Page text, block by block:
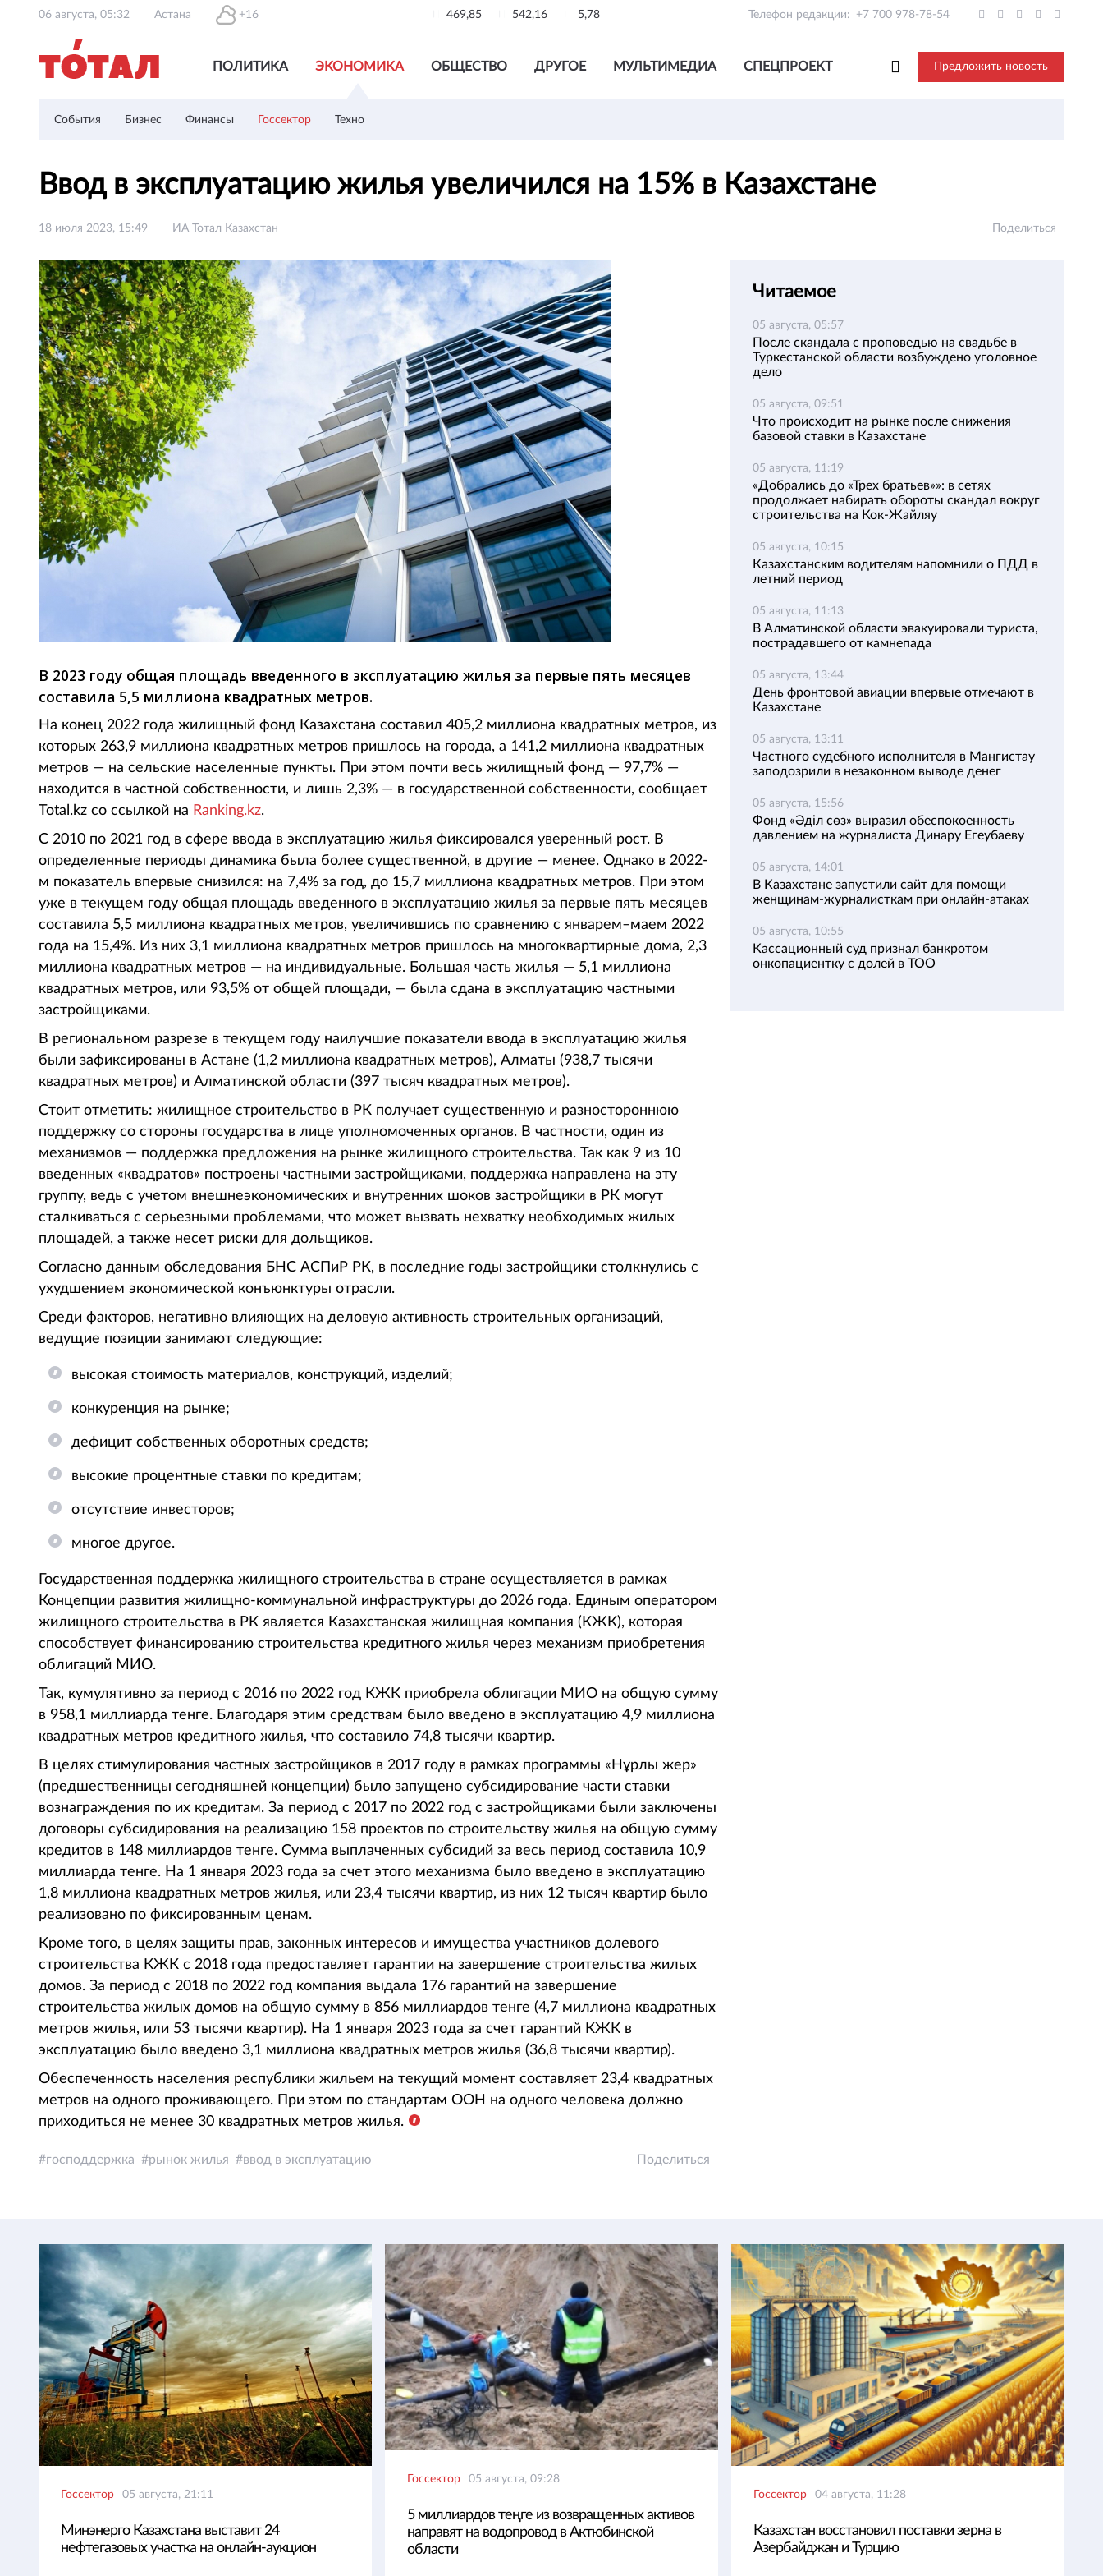
06 августа, 05:32 Астана +16 469,85 542,16 5,78 Телефон редакции: +7 700 978-78-54
ПОЛИТИКА ЭКОНОМИКА ОБЩЕСТВО ДРУГОЕ МУЛЬТИМЕДИА СПЕЦПРОЕКТ Предложить новость
События Бизнес Финансы Госсектор Техно
Ввод в эксплуатацию жилья увеличился на 15% в Казахстане
18 июля 2023, 15:49 ИА Тотал Казахстан Поделиться
В 2023 году общая площадь введенного в эксплуатацию жилья за первые пять месяцев
составила 5,5 миллиона квадратных метров.
На конец 2022 года жилищный фонд Казахстана составил 405,2 миллиона квадратных метров, из
которых 263,9 миллиона квадратных метров пришлось на города, а 141,2 миллиона квадратных
метров — на сельские населенные пункты. При этом почти весь жилищный фонд — 97,7% —
находится в частной собственности, и лишь 2,3% — в государственной собственности, сообщает
Total.kz со ссылкой на Ranking.kz.
С 2010 по 2021 год в сфере ввода в эксплуатацию жилья фиксировался уверенный рост. В
определенные периоды динамика была более существенной, в другие — менее. Однако в 2022-
м показатель впервые снизился: на 7,4% за год, до 15,7 миллиона квадратных метров. При этом
уже в текущем году общая площадь введенного в эксплуатацию жилья за первые пять месяцев
составила 5,5 миллиона квадратных метров, увеличившись по сравнению с январем–маем 2022
года на 15,4%. Из них 3,1 миллиона квадратных метров пришлось на многоквартирные дома, 2,3
миллиона квадратных метров — на индивидуальные. Большая часть жилья — 5,1 миллиона
квадратных метров, или 93,5% от общей площади, — была сдана в эксплуатацию частными
застройщиками.
В региональном разрезе в текущем году наилучшие показатели ввода в эксплуатацию жилья
были зафиксированы в Астане (1,2 миллиона квадратных метров), Алматы (938,7 тысячи
квадратных метров) и Алматинской области (397 тысяч квадратных метров).
Стоит отметить: жилищное строительство в РК получает существенную и разностороннюю
поддержку со стороны государства в лице уполномоченных органов. В частности, один из
механизмов — поддержка предложения на рынке жилищного строительства. Так как 9 из 10
введенных «квадратов» построены частными застройщиками, поддержка направлена на эту
группу, ведь с учетом внешнеэкономических и внутренних шоков застройщики в РК могут
сталкиваться с серьезными проблемами, что может вызвать нехватку необходимых жилых
площадей, а также несет риски для дольщиков.
Согласно данным обследования БНС АСПиР РК, в последние годы застройщики столкнулись с
ухудшением экономической конъюнктуры отрасли.
Среди факторов, негативно влияющих на деловую активность строительных организаций,
ведущие позиции занимают следующие:
высокая стоимость материалов, конструкций, изделий;
конкуренция на рынке;
дефицит собственных оборотных средств;
высокие процентные ставки по кредитам;
отсутствие инвесторов;
многое другое.
Государственная поддержка жилищного строительства в стране осуществляется в рамках
Концепции развития жилищно-коммунальной инфраструктуры до 2026 года. Единым оператором
жилищного строительства в РК является Казахстанская жилищная компания (КЖК), которая
способствует финансированию строительства кредитного жилья через механизм приобретения
облигаций МИО.
Так, кумулятивно за период с 2016 по 2022 год КЖК приобрела облигации МИО на общую сумму
в 958,1 миллиарда тенге. Благодаря этим средствам было введено в эксплуатацию 4,9 миллиона
квадратных метров кредитного жилья, что составило 74,8 тысячи квартир.
В целях стимулирования частных застройщиков в 2017 году в рамках программы «Нұрлы жер»
(предшественницы сегодняшней концепции) было запущено субсидирование части ставки
вознаграждения по их кредитам. За период с 2017 по 2022 год с застройщиками были заключены
договоры субсидирования на реализацию 158 проектов по строительству жилья на общую сумму
кредитов в 148 миллиардов тенге. Сумма выплаченных субсидий за весь период составила 10,9
миллиарда тенге. На 1 января 2023 года за счет этого механизма было введено в эксплуатацию
1,8 миллиона квадратных метров жилья, или 23,4 тысячи квартир, из них 12 тысяч квартир было
реализовано по фиксированным ценам.
Кроме того, в целях защиты прав, законных интересов и имущества участников долевого
строительства КЖК с 2018 года предоставляет гарантии на завершение строительства жилых
домов. За период с 2018 по 2022 год компания выдала 176 гарантий на завершение
строительства жилых домов на общую сумму в 856 миллиардов тенге (4,7 миллиона квадратных
метров жилья, или 53 тысячи квартир). На 1 января 2023 года за счет гарантий КЖК в
эксплуатацию было введено 3,1 миллиона квадратных метров жилья (36,8 тысячи квартир).
Обеспеченность населения республики жильем на текущий момент составляет 23,4 квадратных
метров на одного проживающего. При этом по стандартам ООН на одного человека должно
приходиться не менее 30 квадратных метров жилья.
господдержка рынок жилья ввод в эксплуатацию Поделиться
Читаемое
05 августа, 05:57
После скандала с проповедью на свадьбе в
Туркестанской области возбуждено уголовное
дело
05 августа, 09:51
Что происходит на рынке после снижения
базовой ставки в Казахстане
05 августа, 11:19
«Добрались до «Трех братьев»»: в сетях
продолжает набирать обороты скандал вокруг
строительства на Кок-Жайляу
05 августа, 10:15
Казахстанским водителям напомнили о ПДД в
летний период
05 августа, 11:13
В Алматинской области эвакуировали туриста,
пострадавшего от камнепада
05 августа, 13:44
День фронтовой авиации впервые отмечают в
Казахстане
05 августа, 13:11
Частного судебного исполнителя в Мангистау
заподозрили в незаконном выводе денег
05 августа, 15:56
Фонд «Әділ сөз» выразил обеспокоенность
давлением на журналиста Динару Егеубаеву
05 августа, 14:01
В Казахстане запустили сайт для помощи
женщинам-журналисткам при онлайн-атаках
05 августа, 10:55
Кассационный суд признал банкротом
онкопациентку с долей в ТОО
Госсектор 05 августа, 21:11
Минэнерго Казахстана выставит 24
нефтегазовых участка на онлайн-аукцион
Госсектор 05 августа, 09:28
5 миллиардов теңге из возвращенных активов
направят на водопровод в Актюбинской
области
Госсектор 04 августа, 11:28
Казахстан восстановил поставки зерна в
Азербайджан и Турцию